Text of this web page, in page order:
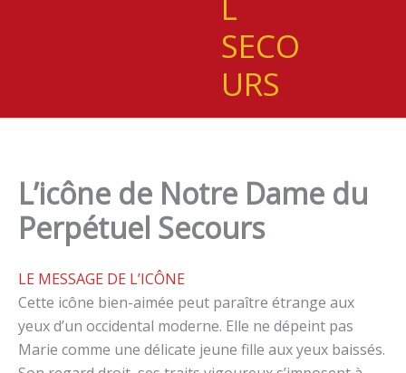
SECO
URS
L’icône de Notre Dame du
Perpétuel Secours
LE MESSAGE DE L’ICÔNE
Cette icône bien-aimée peut paraître étrange aux
yeux d’un occidental moderne. Elle ne dépeint pas
Marie comme une délicate jeune fille aux yeux baissés.